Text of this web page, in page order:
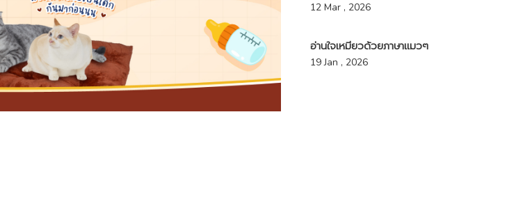
12 Mar , 2026
อ่านใจเหมียวด้วยภาษาแมวๆ
19 Jan , 2026